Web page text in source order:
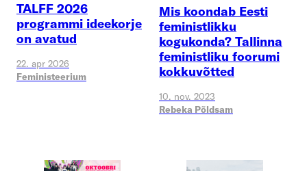
TALFF 2026
programmi ideekorje
on avatud
22. apr 2026
Feministeerium
Mis koondab Eesti
feministlikku
kogukonda? Tallinna
feministliku foorumi
kokkuvõtted
10. nov. 2023
Rebeka Põldsam